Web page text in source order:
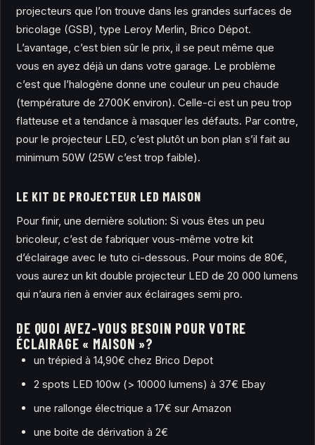
projecteurs que l’on trouve dans les grandes surfaces de
bricolage (GSB), type Leroy Merlin, Brico Dépot.
L’avantage, c’est bien sûr le prix, il se peut même que
vous en ayez déjà un dans votre garage. Le problème
c’est que l’halogène donne une couleur un peu chaude
(température de 2700K environ). Celle-ci est un peu trop
flatteuse et a tendance à masquer les défauts. Par contre,
pour le projecteur LED, c’est plutôt un bon plan s’il fait au
minimum 50W (25W c’est trop faible).
LE KIT DE PROJECTEUR LED MAISON
Pour finir, une dernière solution: Si vous êtes un peu
bricoleur, c’est de fabriquer vous-même votre kit
d’éclairage avec le tuto ci-dessous. Pour moins de 80€,
vous aurez un kit double projecteur LED de 20 000 lumens
qui n’aura rien à envier aux éclairages semi pro.
DE QUOI AVEZ-VOUS BESOIN POUR VOTRE
ÉCLAIRAGE « MAISON »?
un trépied à 14,90€ chez Brico Depot
2 spots LED 100w (> 10000 lumens) à 37€ Ebay
une rallonge électrique a 17€ sur Amazon
une boite de dérivation à 2€